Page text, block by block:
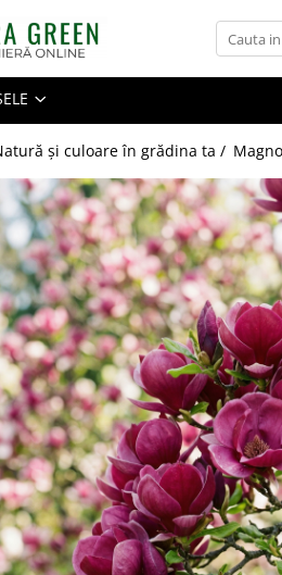
și culoare în grădina ta /